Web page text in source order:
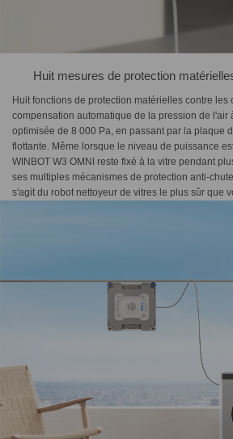
Huit mesures de protection
Huit fonctions de protection matérielles contre les
compensation automatique de la pression de l'air
optimisée de 8 000 Pa, en passant par la plaque
flottante. Même lorsque le niveau de puissance
WINBOT W3 OMNI reste fixé à la vitre pendant
ses multiples mécanismes de protection anti-
s'agit du robot nettoyeur de vitres le plus sûr que